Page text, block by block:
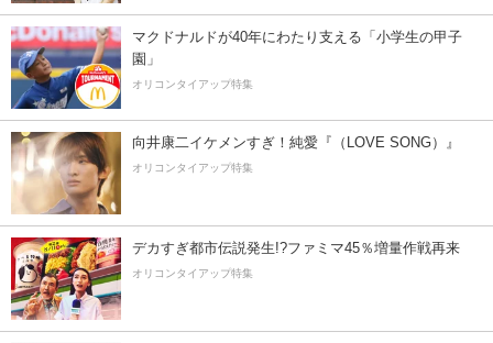
マクドナルドが40年にわたり支える「小学生の甲子
園」
オリコンタイアップ特集
向井康二イケメンすぎ！純愛『（LOVE SONG）』
オリコンタイアップ特集
デカすぎ都市伝説発生!?ファミマ45％増量作戦再来
オリコンタイアップ特集